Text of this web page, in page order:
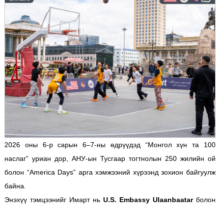
2026 оны 6-р сарын 6–7-ны өдрүүдэд “Монгол хүн та 100
наслаг” уриан дор, АНУ-ын Тусгаар тогтнолын 250 жилийн ой
болон “America Days” арга хэмжээний хүрээнд зохион байгуулж
байна.
Энэхүү тэмцээнийг Имарт ньU.S. Embassy Ulaanbaatarболон